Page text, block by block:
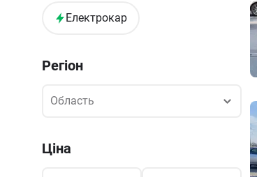
Електрокар
Регіон
Область
Область
Ціна